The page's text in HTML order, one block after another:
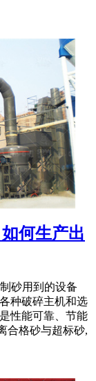
何生产出
砂用到的设备
种破碎主机和选
性能可靠、节能
合格砂与超标砂,